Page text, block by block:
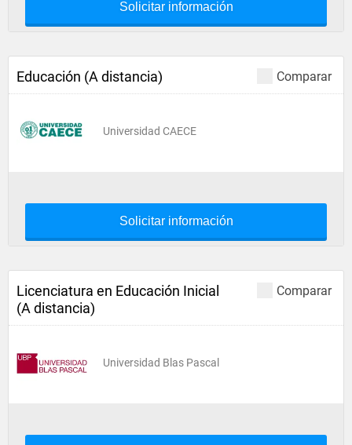
Solicitar información
Comparar
Educación (A distancia)
Universidad CAECE
Solicitar información
Comparar
Licenciatura en Educación Inicial
(A distancia)
Universidad Blas Pascal